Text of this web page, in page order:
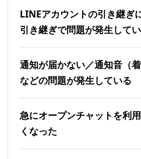
LINEアカウントの引き継ぎ
引き継ぎで問題が発生して
通知が届かない／通知音（
などの問題が発生している
急にオープンチャットを利
くなった